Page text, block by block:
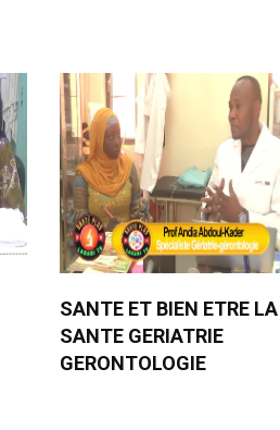
SANTE ET BIEN ETRE LA
SANTE GERIATRIE
GERONTOLOGIE